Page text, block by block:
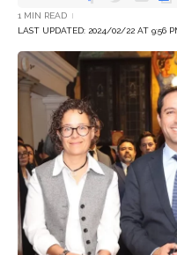
LAST UPDATED: 2024/02/22 AT 9:56
1 MIN READ